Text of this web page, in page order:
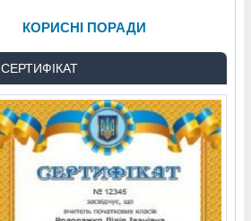
КОРИСНІ ПОРАДИ
СЕРТИФІКАТ